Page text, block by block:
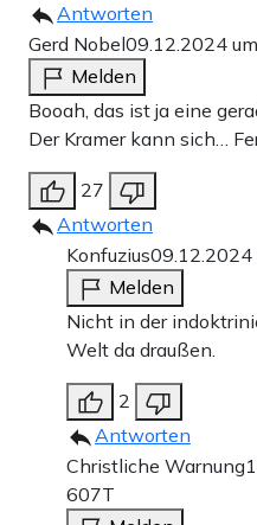
Antworten
Gerd Nobel09.12.2024
Melden
Booah, das ist ja eine
Der Kramer kann sich…
27
Antworten
Konfuzius09.12.2024
Melden
Nicht in der
Welt da draußen.
2
Antworten
Christliche Warnung
607T